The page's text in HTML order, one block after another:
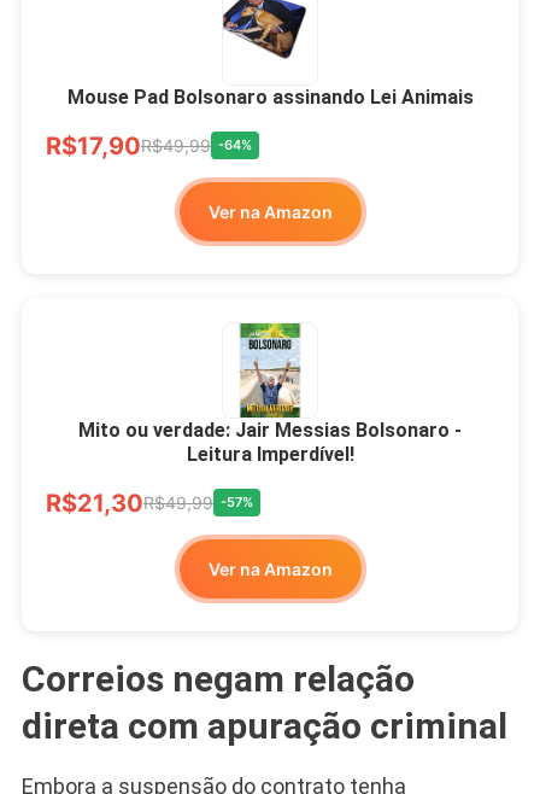
Mouse Pad Bolsonaro assinando Lei Animais
R$17,90R$49,99 -64%
Ver na Amazon
Mito ou verdade: Jair Messias Bolsonaro -
Leitura Imperdível!
R$21,30R$49,99 -57%
Ver na Amazon
Correios negam relação
direta com apuração criminal
Embora a suspensão do contrato tenha